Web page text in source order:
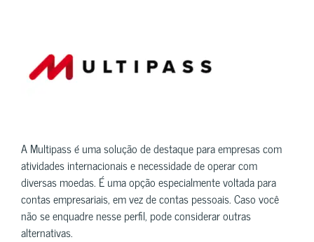
A Multipass é uma solução de destaque para empresas com
atividades internacionais e necessidade de operar com
diversas moedas. É uma opção especialmente voltada para
contas empresariais, em vez de contas pessoais. Caso você
não se enquadre nesse perfil, pode considerar outras
alternativas.